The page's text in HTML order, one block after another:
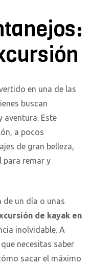
en una de las
buscan
aventura. Este
a pocos
de gran belleza,
para remar y
de un día o unas
de kayak en
inolvidable. A
necesitas saber
sacar el máximo